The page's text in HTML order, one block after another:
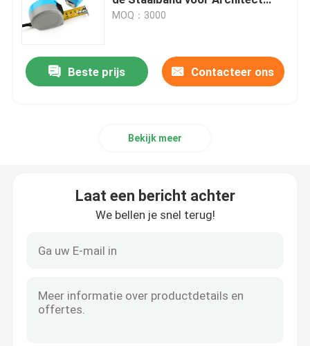
Dierlijk Gewicht die Band meten
De medio Hogere Band van de Wapenomtrek
Document die Band meten
staalmeetlint
Woodworking
MOQ：3000
Beste prijs Contacteer ons
Bekijk meer
Laat een bericht achter
We bellen je snel terug!